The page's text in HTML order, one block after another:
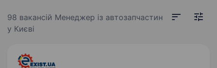
98 вакансій Менеджер із автозапчастин
у Києві